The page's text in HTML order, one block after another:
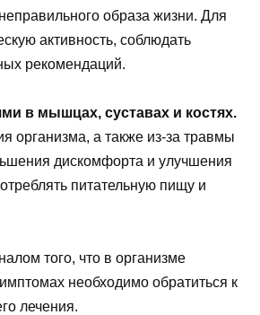
образа жизни. Для
активность, соблюдать
рекомендаций.
в мышцах, суставах и костях.
организма, а также из-за травмы
дискомфорта и улучшения
питательную пищу и
того, что в организме
необходимо обратиться к
лечения.